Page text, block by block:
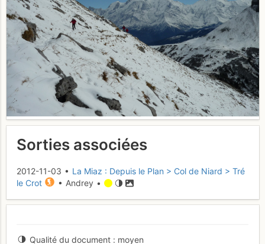
Sorties associées
2012-11-03 • La Miaz : Depuis le Plan > Col de Niard > Tré
le Crot
• Andrey •
Qualité du document moyen